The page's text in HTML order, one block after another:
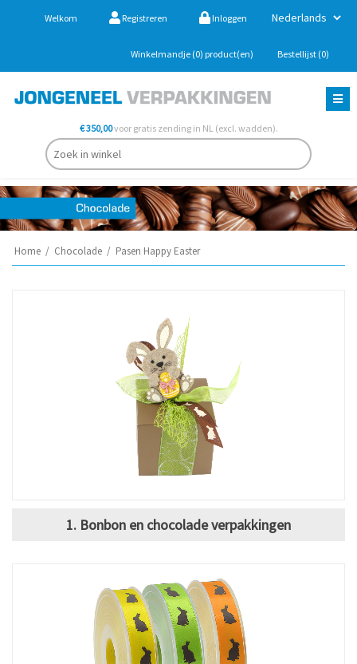
Welkom Registreren Inloggen
Winkelmandje (0) product(en) Bestellijst (0)
€ 350,00voor gratis zending in NL (excl. wadden).
Home / Chocolade / Pasen Happy Easter
1. Bonbon en chocolade verpakkingen